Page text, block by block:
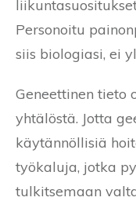
Personoitu
siis biologiasi, ei
Geneettinen tieto
yhtälöstä. Jotta
käytännöllisiä
työkaluja, jotka
tulkitsemaan